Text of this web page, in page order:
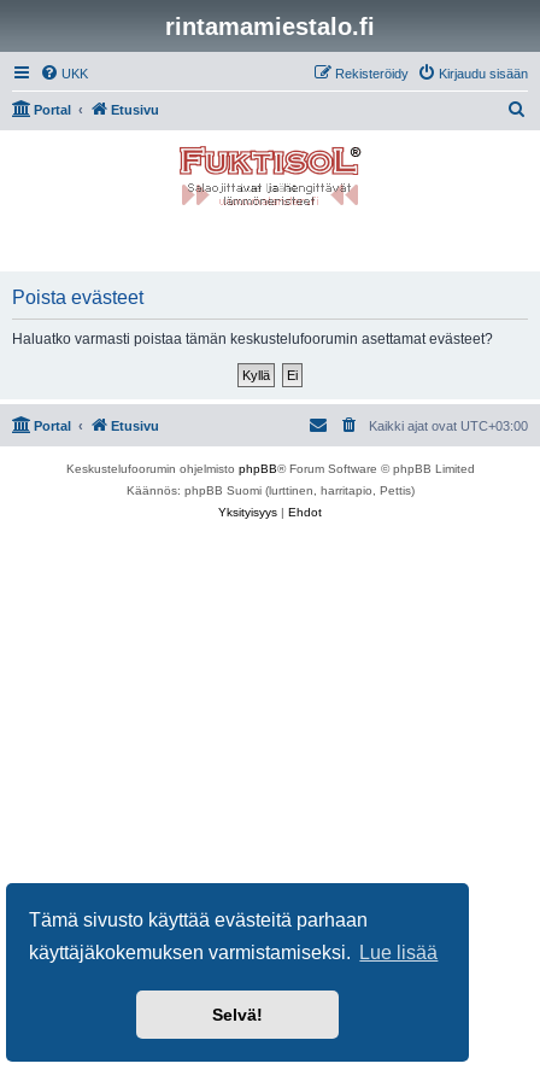
Tämä sivusto käyttää evästeitä parhaan
käyttäjäkokemuksen varmistamiseksi.
Lue lisää
Selvä!
rintamamiestalo.fi
UKK Kirjaudu sisään
Rekisteröidy
Portal Etusivu
Poista evästeet
Haluatko varmasti poistaa tämän keskustelufoorumin asettamat evästeet?
Portal Etusivu Kaikki ajat ovat UTC+03:00
Keskustelufoorumin ohjelmisto phpBB® Forum Software © phpBB Limited
Käännös: phpBB Suomi (lurttinen, harritapio, Pettis)
Yksityisyys | Ehdot